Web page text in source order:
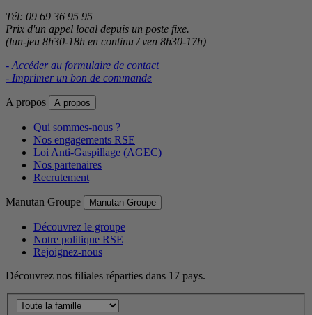
Tél: 09 69 36 95 95
Prix d'un appel local depuis un poste fixe.
(lun-jeu 8h30-18h en continu / ven 8h30-17h)
- Accéder au formulaire de contact
- Imprimer un bon de commande
A propos A propos
Qui sommes-nous ?
Nos engagements RSE
Loi Anti-Gaspillage (AGEC)
Nos partenaires
Recrutement
Manutan Groupe Manutan Groupe
Découvrez le groupe
Notre politique RSE
Rejoignez-nous
Découvrez nos filiales réparties dans 17 pays.